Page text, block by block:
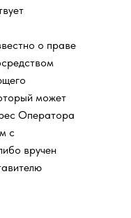
о праве
может
Оператора
с
вручен